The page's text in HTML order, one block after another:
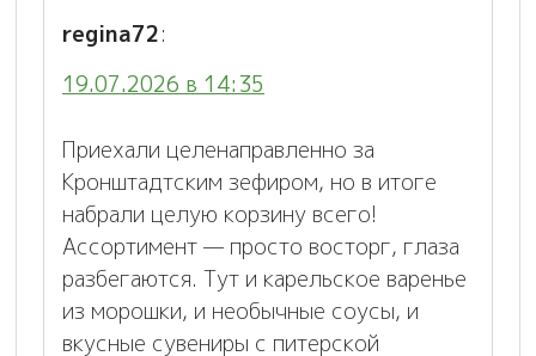
regina72:
19.07.2026 в 14:35
Приехали целенаправленно за
Кронштадтским зефиром, но в итоге
набрали целую корзину всего!
Ассортимент — просто восторг, глаза
разбегаются. Тут и карельское варенье
из морошки, и необычные соусы, и
вкусные сувениры с питерской